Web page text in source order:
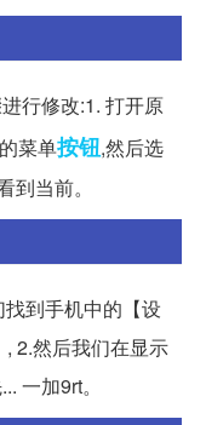
行修改:1. 打开原
菜单按钮,然后选
到当前。
到手机中的【设
2.然后我们在显示
一加9rt。